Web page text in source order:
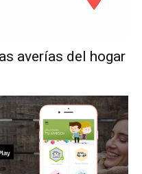
averías del hogar